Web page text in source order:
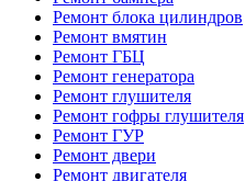
Ремонт блока цилиндров
Ремонт вмятин
Ремонт ГБЦ
Ремонт генератора
Ремонт глушителя
Ремонт гофры глушителя
Ремонт ГУР
Ремонт двери
Ремонт двигателя